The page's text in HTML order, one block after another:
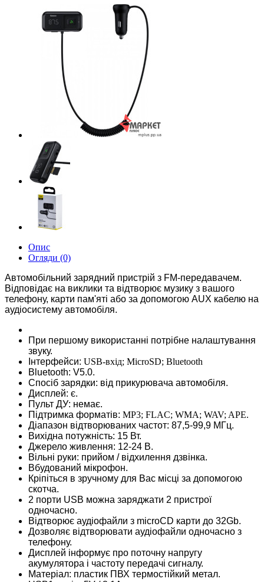
Опис
Огляди (0)
Автомобільний зарядний пристрій з FM-передавачем.
Відповідає на виклики та відтворює музику з вашого
телефону, карти пам'яті або за допомогою AUX кабелю на
аудіосистему автомобіля.
При першому використанні потрібне налаштування
звуку.
Інтерфейси: USB-вхід; MicroSD; Bluetooth
Bluetooth: V5.0.
Спосіб зарядки: від прикурювача автомобіля.
Дисплей: є.
Пульт ДУ: немає.
Підтримка форматів: MP3; FLAC; WMA; WAV; APE.
Діапазон відтворюваних частот: 87,5-99,9 МГц.
Вихідна потужність: 15 Вт.
Джерело живлення: 12-24 В.
Вільні руки: прийом / відхилення дзвінка.
Вбудований мікрофон.
Кріпіться в зручному для Вас місці за допомогою
скотча.
2 порти USB можна заряджати 2 пристрої
одночасно.
Відтворює аудіофайли з microCD карти до 32Gb.
Дозволяє відтворювати аудіофайли одночасно з
телефону.
Дисплей інформує про поточну напругу
акумулятора і частоту передачі сигналу.
Матеріал: пластик ПВХ термостійкий метал.